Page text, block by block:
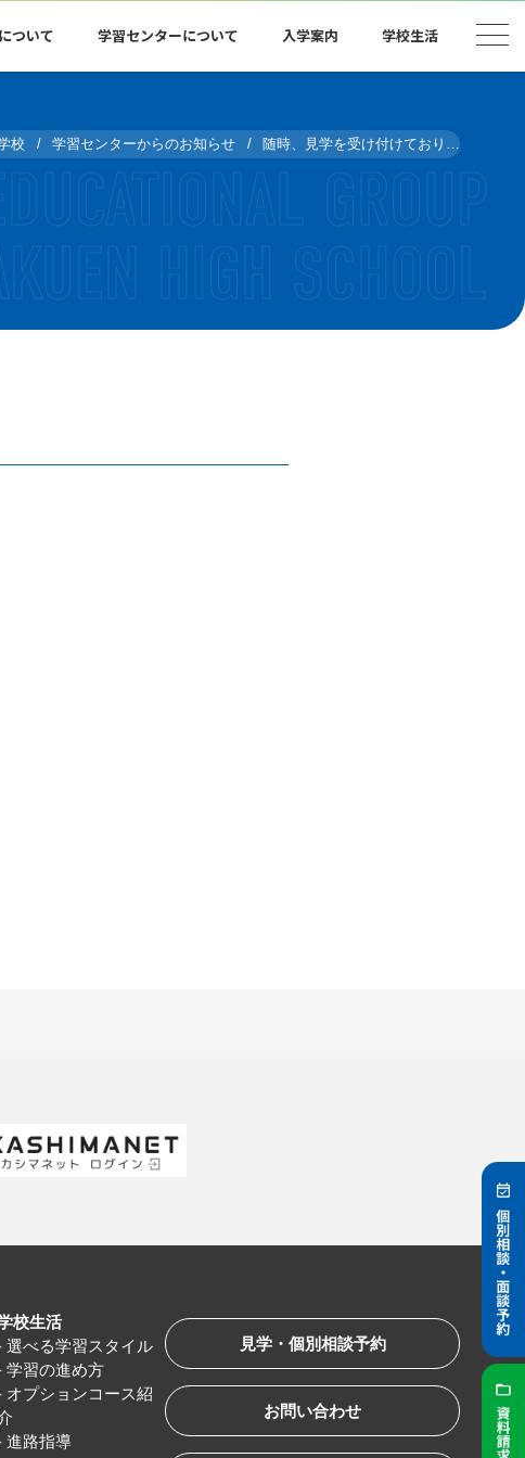
ついて 学習センターについて 入学案内 学校生活
校 学習センターからのお知らせ 随時、見学を受け付けております
校生活
選べる学習スタイル
学習の進め方
オプションコース紹
進路指導
見学・個別相談予約
お問い合わせ